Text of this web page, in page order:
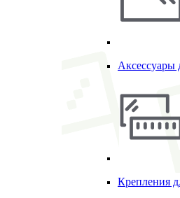
Аксессуары
Крепления